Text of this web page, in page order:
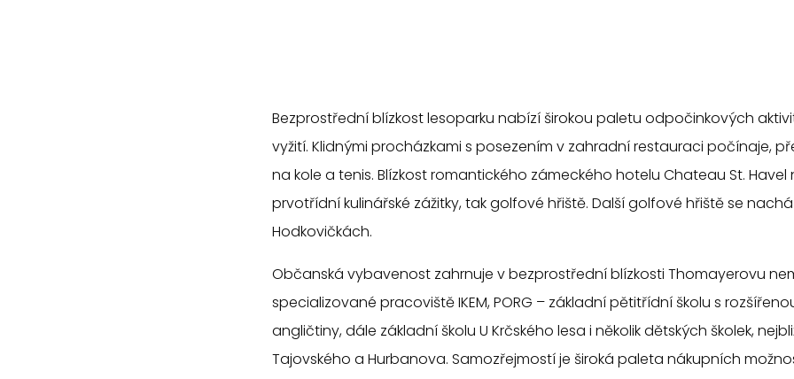
Bezprostřední blízkost lesoparku nabízí širokou paletu odpočinkových
vyžití. Klidnými procházkami s posezením v zahradní restauraci počínaje,
na kole a tenis. Blízkost romantického zámeckého hotelu Chateau St. Havel
prvotřídní kulinářské zážitky, tak golfové hřiště. Další golfové hřiště se
Hodkovičkách.
Občanská vybavenost zahrnuje v bezprostřední blízkosti Thomayerovu
specializované pracoviště IKEM, PORG – základní pětitřídní školu s
angličtiny, dále základní školu U Krčského lesa i několik dětských školek,
Tajovského a Hurbanova. Samozřejmostí je široká paleta nákupních